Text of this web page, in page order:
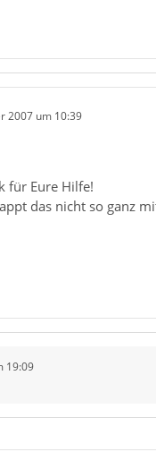
2007 um 10:39
für Eure Hilfe!
das nicht so ganz
19:09